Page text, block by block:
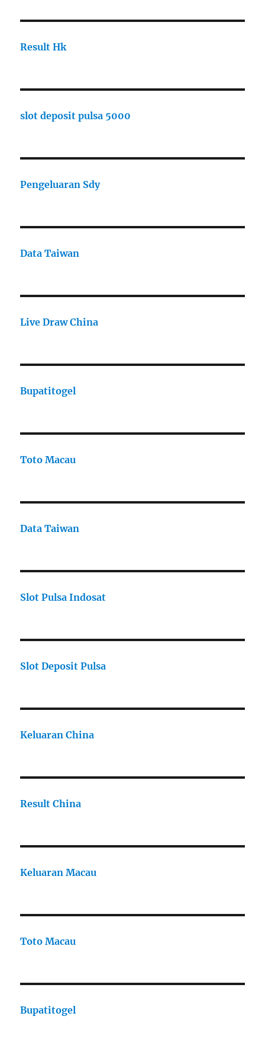
Result Hk
slot deposit pulsa 5000
Pengeluaran Sdy
Data Taiwan
Live Draw China
Bupatitogel
Toto Macau
Data Taiwan
Slot Pulsa Indosat
Slot Deposit Pulsa
Keluaran China
Result China
Keluaran Macau
Toto Macau
Bupatitogel